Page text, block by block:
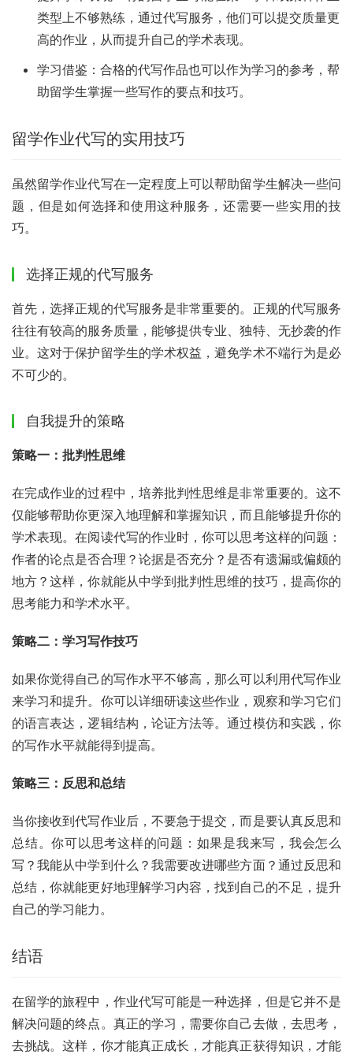
类型上不够熟练，通过代写服务，他们可以提交质量更
高的作业，从而提升自己的学术表现。
学习借鉴：合格的代写作品也可以作为学习的参考，帮
助留学生掌握一些写作的要点和技巧。
留学作业代写的实用技巧
虽然留学作业代写在一定程度上可以帮助留学生解决一些问
题，但是如何选择和使用这种服务，还需要一些实用的技
巧。
选择正规的代写服务
首先，选择正规的代写服务是非常重要的。正规的代写服务
往往有较高的服务质量，能够提供专业、独特、无抄袭的作
业。这对于保护留学生的学术权益，避免学术不端行为是必
不可少的。
自我提升的策略
策略一：批判性思维
在完成作业的过程中，培养批判性思维是非常重要的。这不
仅能够帮助你更深入地理解和掌握知识，而且能够提升你的
学术表现。在阅读代写的作业时，你可以思考这样的问题：
作者的论点是否合理？论据是否充分？是否有遗漏或偏颇的
地方？这样，你就能从中学到批判性思维的技巧，提高你的
思考能力和学术水平。
策略二：学习写作技巧
如果你觉得自己的写作水平不够高，那么可以利用代写作业
来学习和提升。你可以详细研读这些作业，观察和学习它们
的语言表达，逻辑结构，论证方法等。通过模仿和实践，你
的写作水平就能得到提高。
策略三：反思和总结
当你接收到代写作业后，不要急于提交，而是要认真反思和
总结。你可以思考这样的问题：如果是我来写，我会怎么
写？我能从中学到什么？我需要改进哪些方面？通过反思和
总结，你就能更好地理解学习内容，找到自己的不足，提升
自己的学习能力。
结语
在留学的旅程中，作业代写可能是一种选择，但是它并不是
解决问题的终点。真正的学习，需要你自己去做，去思考，
去挑战。这样，你才能真正成长，才能真正获得知识，才能